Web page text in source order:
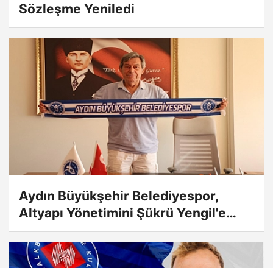
Sözleşme Yeniledi
Aydın Büyükşehir Belediyespor,
Altyapı Yönetimini Şükrü Yengil'e
emanet etti